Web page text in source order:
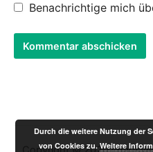
Benachrichtige mich
Durch die weitere Nutzung der
von Cookies zu.Weitere